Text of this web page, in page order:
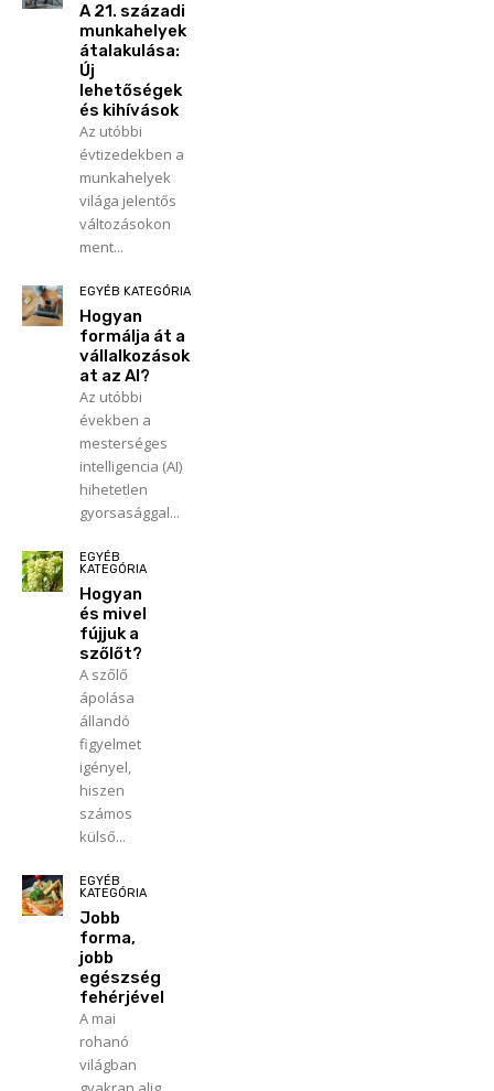
A 21. századi
munkahelyek
átalakulása:
Új
lehetőségek
és kihívások
Az utóbbi
évtizedekben a
munkahelyek
világa jelentős
változásokon
ment...
EGYÉB KATEGÓRIA
Hogyan
formálja át a
vállalkozások
at az AI?
Az utóbbi
években a
mesterséges
intelligencia (AI)
hihetetlen
gyorsasággal...
EGYÉB
KATEGÓRIA
Hogyan
és mivel
fújjuk a
szőlőt?
A szőlő
ápolása
állandó
figyelmet
igényel,
hiszen
számos
külső...
EGYÉB
KATEGÓRIA
Jobb
forma,
jobb
egészség
fehérjével
A mai
rohanó
világban